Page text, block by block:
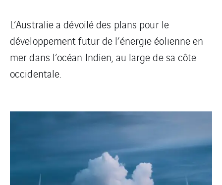
L’Australie a dévoilé des plans pour le
développement futur de l’énergie éolienne en
mer dans l’océan Indien, au large de sa côte
occidentale.